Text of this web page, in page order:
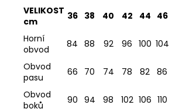
VELIKOST
cm
36 38 40 42 44 46
Horní
obvod
84 88 92 96 100 104
Obvod
pasu
66 70 74 78 82 86
Obvod
boků
90 94 98 102 106 110